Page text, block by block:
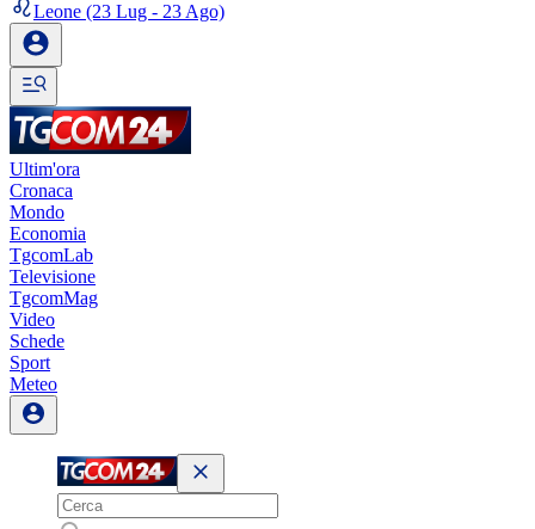
Leone (23 Lug - 23 Ago)
Ultim'ora
Cronaca
Mondo
Economia
TgcomLab
Televisione
TgcomMag
Video
Schede
Sport
Meteo